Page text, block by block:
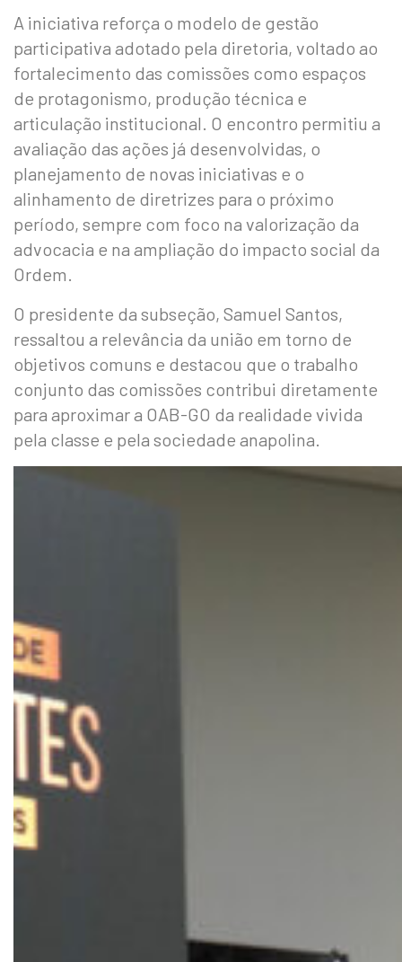
A iniciativa reforça o modelo de gestão
participativa adotado pela diretoria, voltado ao
fortalecimento das comissões como espaços
de protagonismo, produção técnica e
articulação institucional. O encontro permitiu a
avaliação das ações já desenvolvidas, o
planejamento de novas iniciativas e o
alinhamento de diretrizes para o próximo
período, sempre com foco na valorização da
advocacia e na ampliação do impacto social da
Ordem.
O presidente da subseção, Samuel Santos,
ressaltou a relevância da união em torno de
objetivos comuns e destacou que o trabalho
conjunto das comissões contribui diretamente
para aproximar a OAB-GO da realidade vivida
pela classe e pela sociedade anapolina.